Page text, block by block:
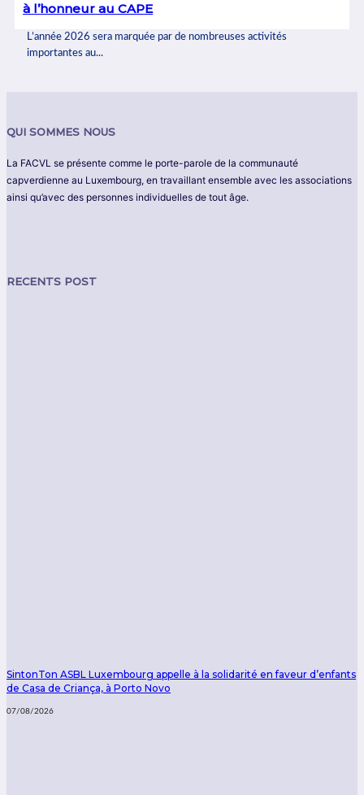
à l’honneur au CAPE
L’année 2026 sera marquée par de nombreuses activités
importantes au...
QUI SOMMES NOUS
La FACVL se présente comme le porte-parole de la communauté
capverdienne au Luxembourg, en travaillant ensemble avec les associations
ainsi qu’avec des personnes individuelles de tout âge.
RECENTS POST
SintonTon ASBL Luxembourg appelle à la solidarité en faveur d’enfants
de Casa de Criança, à Porto Novo
07/08/2026